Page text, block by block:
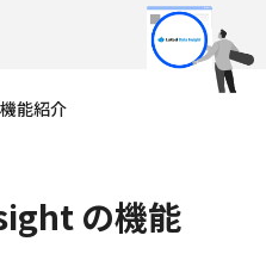
機能紹介
の機能